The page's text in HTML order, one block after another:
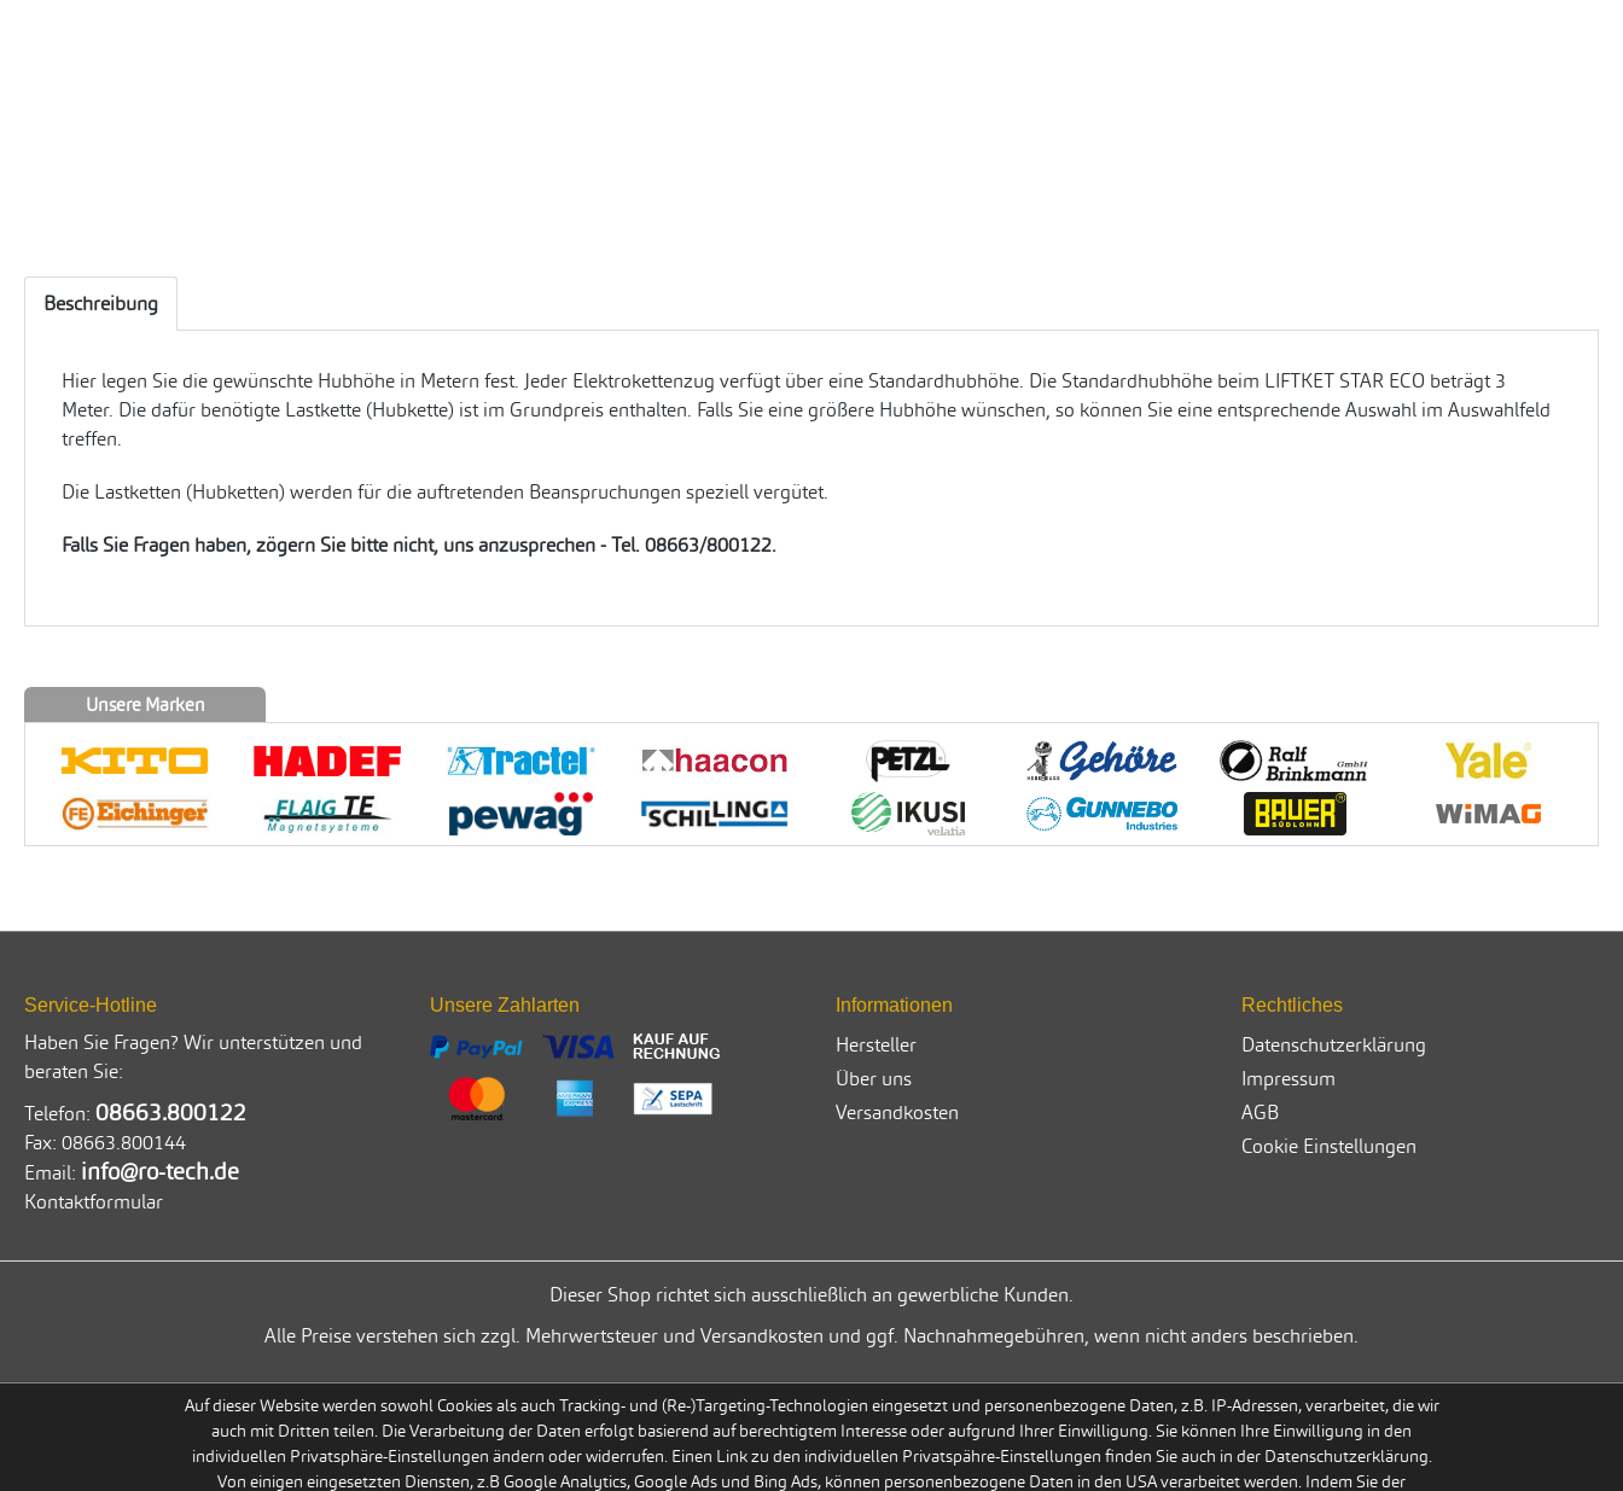
Beschreibung
Hier legen Sie die gewünschte Hubhöhe in Metern fest. Jeder Elektrokettenzug verfügt über eine Standardhubhöhe. Die Standardhubhöhe beim LIFTKET STAR ECO beträgt 3
Meter. Die dafür benötigte Lastkette (Hubkette) ist im Grundpreis enthalten. Falls Sie eine größere Hubhöhe wünschen, so können Sie eine entsprechende Auswahl im Auswahlfeld
treffen.
Die Lastketten (Hubketten) werden für die auftretenden Beanspruchungen speziell vergütet.
Falls Sie Fragen haben, zögern Sie bitte nicht, uns anzusprechen - Tel. 08663/800122.
Unsere Marken
Service-Hotline
Haben Sie Fragen? Wir unterstützen und
beraten Sie:
Telefon: 08663.800122
Fax: 08663.800144
Email: info@ro-tech.de
Kontaktformular
Unsere Zahlarten Informationen
Hersteller
Über uns
Versandkosten
Rechtliches
Datenschutzerklärung
Impressum
AGB
Cookie Einstellungen
Dieser Shop richtet sich ausschließlich an gewerbliche Kunden.
Alle Preise verstehen sich zzgl. Mehrwertsteuer und Versandkosten und ggf. Nachnahmegebühren, wenn nicht anders beschrieben.
Auf dieser Website werden sowohl Cookies als auch Tracking- und (Re-)Targeting-Technologien eingesetzt und personenbezogene Daten, z.B. IP-Adressen, verarbeitet, die wir
auch mit Dritten teilen. Die Verarbeitung der Daten erfolgt basierend auf berechtigtem Interesse oder aufgrund Ihrer Einwilligung. Sie können Ihre Einwilligung in den
individuellen Privatsphäre-Einstellungen ändern oder widerrufen. Einen Link zu den individuellen Privatspähre-Einstellungen finden Sie auch in der Datenschutzerklärung.
Von einigen eingesetzten Diensten, z.B Google Analytics, Google Ads und Bing Ads, können personenbezogene Daten in den USA verarbeitet werden. Indem Sie der